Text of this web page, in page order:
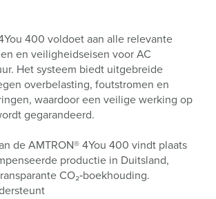
400 voldoet aan alle relevante
en veiligheidseisen voor AC
Het systeem biedt uitgebreide
overbelasting, foutstromen en
waardoor een veilige werking op
gegarandeerd.
de AMTRON® 4You 400 vindt plaats
productie in Duitsland,
CO₂‑boekhouding.